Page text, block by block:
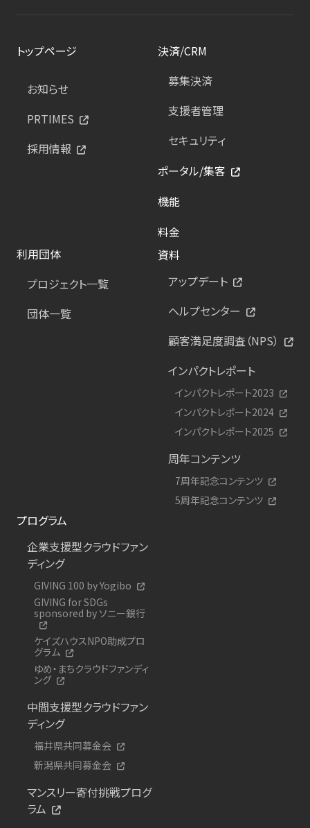
トップページ
お知らせ
PRTIMES
採用情報
決済/CRM
募集決済
支援者管理
セキュリティ
ポータル/集客
機能
料金
利用団体
プロジェクト一覧
団体一覧
資料
アップデート
ヘルプセンター
顧客満足度調査（NPS）
インパクトレポート
インパクトレポート2023
インパクトレポート2024
インパクトレポート2025
周年コンテンツ
7周年記念コンテンツ
5周年記念コンテンツ
プログラム
企業支援型クラウドファン
ディング
GIVING 100 by Yogibo
GIVING for SDGs
sponsored by ソニー銀行
ケイズハウスNPO助成プロ
グラム
ゆめ・まちクラウドファンディ
ング
中間支援型クラウドファン
ディング
福井県共同募金会
新潟県共同募金会
マンスリー寄付挑戦プログ
ラム